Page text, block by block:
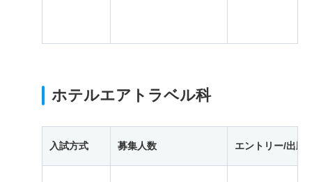
ホテルエアトラベル科
入試方式 募集人数 エントリー/出願